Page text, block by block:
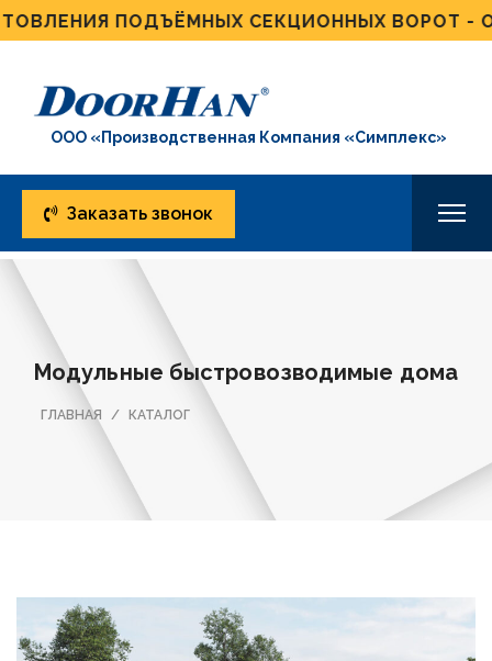
ПОДЪЁМНЫХ СЕКЦИОННЫХ ВОРОТ - ОТ
ООО «Производственная Компания «Симплекс»
Заказать звонок
Модульные быстровозводимые дома
ГЛАВНАЯ КАТАЛОГ